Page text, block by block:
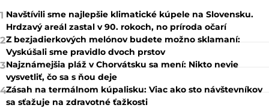
1 Navštívili sme najlepšie klimatické kúpele na Slovensku.
Hrdzavý areál zastal v 90. rokoch, no príroda očarí
2Z bezjadierkových melónov budete možno sklamaní:
Vyskúšali sme pravidlo dvoch prstov
3Najznámejšia pláž v Chorvátsku sa mení: Nikto nevie
vysvetliť, čo sa s ňou deje
4Zásah na termálnom kúpalisku: Viac ako sto návštevníkov
sa sťažuje na zdravotné ťažkosti